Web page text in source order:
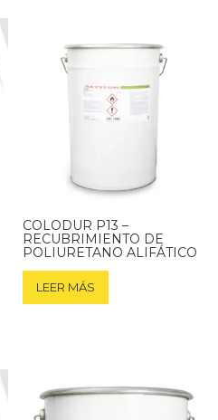
COLODUR P13 –
RECUBRIMIENTO DE
POLIURETANO ALIFÁTICO
LEER MÁS